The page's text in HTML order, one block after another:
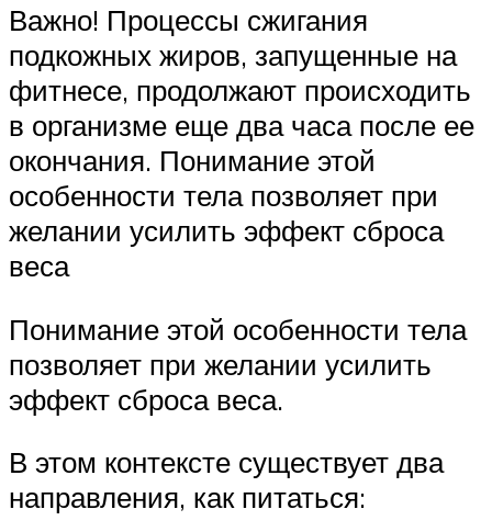
Важно! Процессы сжигания
подкожных жиров, запущенные на
фитнесе, продолжают происходить
в организме еще два часа после ее
окончания. Понимание этой
особенности тела позволяет при
желании усилить эффект сброса
веса
Понимание этой особенности тела
позволяет при желании усилить
эффект сброса веса.
В этом контексте существует два
направления, как питаться: